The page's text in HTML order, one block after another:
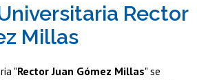
Funcionarias/os
Rector
Millas
"Rector Juan Gómez Millas" se